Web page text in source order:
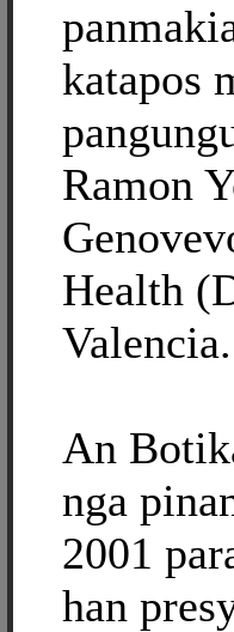
katapos
Ramon
Health
Valencia.
An
nga
2001
han